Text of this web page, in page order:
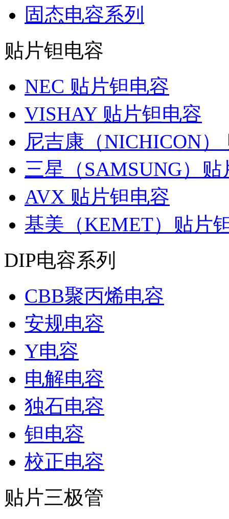
固态电容系列
贴片钽电容
NEC 贴片钽电容
VISHAY 贴片钽电容
尼吉康（NICHICON）
三星（SAMSUNG）
AVX 贴片钽电容
基美（KEMET）贴片
DIP电容系列
CBB聚丙烯电容
安规电容
Y电容
电解电容
独石电容
钽电容
校正电容
贴片三极管